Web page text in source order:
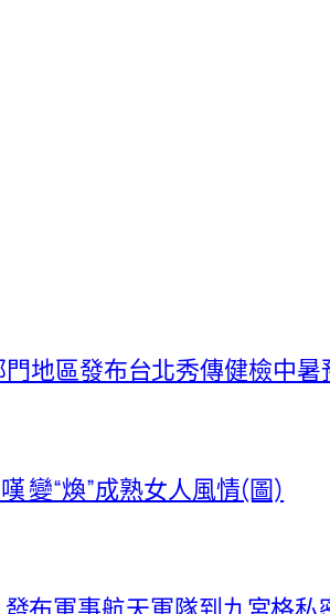
地區發布台北秀傳健檢中暑
變“煥”成熟女人風情(圖)